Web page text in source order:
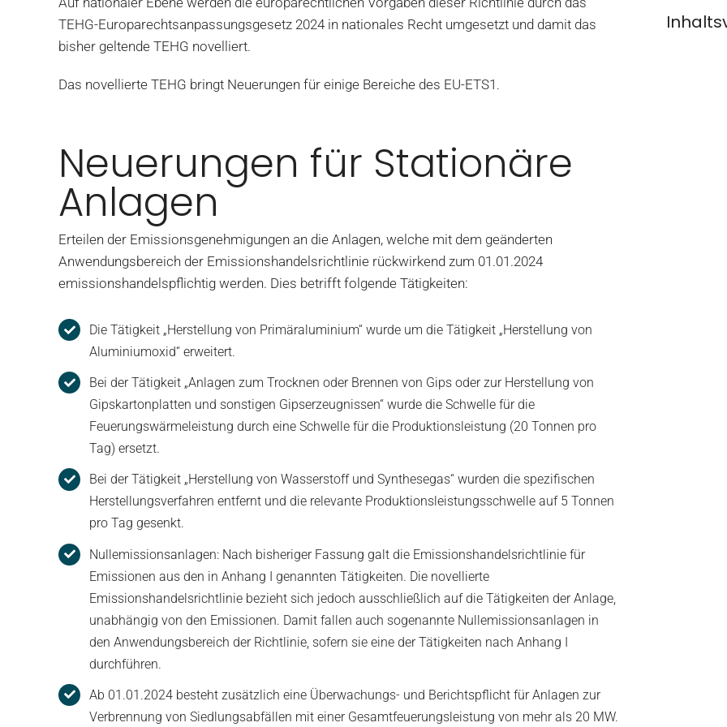
TEHG-Europarechtsanpassungsgesetz 2024 in nationales Recht umgesetzt und damit das
bisher geltende TEHG novelliert.
Das novellierte TEHG bringt Neuerungen für einige Bereiche des EU-ETS1.
Neuerungen für Stationäre
Anlagen
Erteilen der Emissionsgenehmigungen an die Anlagen, welche mit dem geänderten
Anwendungsbereich der Emissionshandelsrichtlinie rückwirkend zum 01.01.2024
emissionshandelspflichtig werden. Dies betrifft folgende Tätigkeiten:
Die Tätigkeit „Herstellung von Primäraluminium“ wurde um die Tätigkeit „Herstellung von
Aluminiumoxid“ erweitert.
Bei der Tätigkeit „Anlagen zum Trocknen oder Brennen von Gips oder zur Herstellung von
Gipskartonplatten und sonstigen Gipserzeugnissen“ wurde die Schwelle für die
Feuerungswärmeleistung durch eine Schwelle für die Produktionsleistung (20 Tonnen pro
Tag) ersetzt.
Bei der Tätigkeit „Herstellung von Wasserstoff und Synthesegas“ wurden die spezifischen
Herstellungsverfahren entfernt und die relevante Produktionsleistungsschwelle auf 5 Tonnen
pro Tag gesenkt.
Nullemissionsanlagen: Nach bisheriger Fassung galt die Emissionshandelsrichtlinie für
Emissionen aus den in Anhang I genannten Tätigkeiten. Die novellierte
Emissionshandelsrichtlinie bezieht sich jedoch ausschließlich auf die Tätigkeiten der Anlage,
unabhängig von den Emissionen. Damit fallen auch sogenannte Nullemissionsanlagen in
den Anwendungsbereich der Richtlinie, sofern sie eine der Tätigkeiten nach Anhang I
durchführen.
Ab 01.01.2024 besteht zusätzlich eine Überwachungs- und Berichtspflicht für Anlagen zur
Verbrennung von Siedlungsabfällen mit einer Gesamtfeuerungsleistung von mehr als 20 MW.